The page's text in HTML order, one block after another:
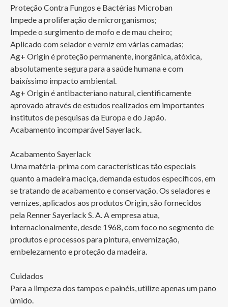
Proteção Contra Fungos e Bactérias Microban
Impede a proliferação de microrganismos;
Impede o surgimento de mofo e de mau cheiro;
Aplicado com selador e verniz em várias camadas;
Ag+ Origin é proteção permanente, inorgânica, atóxica,
absolutamente segura para a saúde humana e com
baixíssimo impacto ambiental.
Ag+ Origin é antibacteriano natural, cientificamente
aprovado através de estudos realizados em importantes
institutos de pesquisas da Europa e do Japão.
Acabamento incomparável Sayerlack.
Acabamento Sayerlack
Uma matéria-prima com características tão especiais
quanto a madeira maciça, demanda estudos específicos, em
se tratando de acabamento e conservação. Os seladores e
vernizes, aplicados aos produtos Origin, são fornecidos
pela Renner Sayerlack S. A. A empresa atua,
internacionalmente, desde 1968, com foco no segmento de
produtos e processos para pintura, envernização,
embelezamento e proteção da madeira.
Cuidados
Para a limpeza dos tampos e painéis, utilize apenas um pano
úmido.